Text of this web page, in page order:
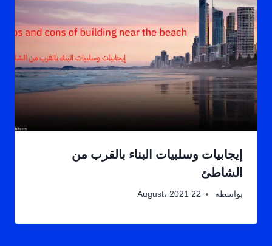
إيجابيات وسلبيات البناء بالقرب من
الشاطئ
بواسطة 22 August، 2021